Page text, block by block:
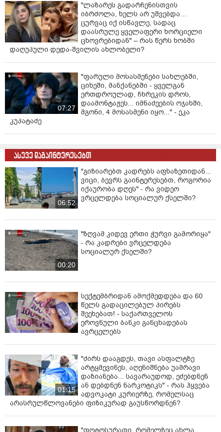
"ლაზარეს გადარჩენისთვის
იბრძოლა, ხელს არ უშვებდა…
ცურვაც იქ ისწავლე, სადაც
დაასრულე ყველაფერი ხორციელი
ცხოვრებიდან" – რას წერს ხობში
დაღუპული დედა-შვილის ახლობელი?
07:27
"ფარული მოსასმენები სახლებში,
ციხეში, მანქანებში - ყველგან
ერთდროულად, ჩხრეკის დროს,
დაამონტაჟეს... იმნაძეების ოჯახში,
მგონი, 4 მოსასმენი იყო..." - ეკა
კუპატაძე
ასევე დაგაინტერესებთ
06:52
"გიზიარებთ კადრებს აფხაზეთიდან...
ვიცი, ბევრს გაინტერესებთ, როგორია
იქაურობა დღეს" - რა ვიდეო
ვრცელდება სოციალურ ქსელში?
00:20
"ზღვამ კიდევ ერთი ჭურვი გამორიყა"
- რა კადრები ვრცელდება
სოციალურ ქსელში?
სექტემბრიდან ამოქმედდება და 60
წელს გადაცილებულ პირებს
შეეხებათ! - საქართველოს
ეროვნული ბანკი განცხადებას
ავრცელებს
01:15
"ძირს დააგდეს, თავი ასფალტზე
არტყმევინეს, აღენიშნება უამრავი
დაზიანება... სავარაუდოდ, ეძებდნენ
ან დებდნენ ნარკოტიკს" - რას ჰყვება
ადვოკატი კურიერზე, რომელსაც
არასრულწლოვანები ფიზიკურად გაუსწორდნენ?